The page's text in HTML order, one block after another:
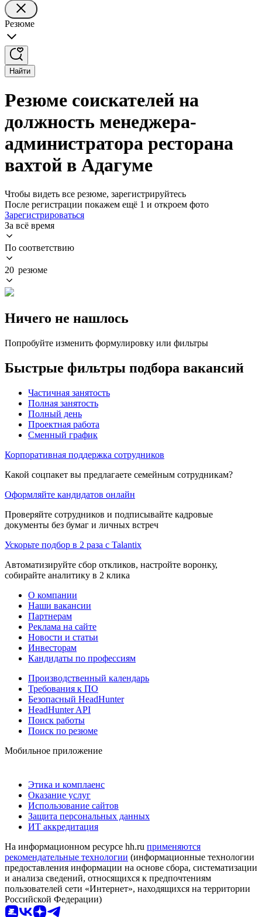
Резюме
Найти
Резюме соискателей на
должность менеджера-
администратора ресторана
вахтой в Адагуме
Чтобы видеть все резюме, зарегистрируйтесь
После регистрации покажем ещё 1 и откроем фото
Зарегистрироваться
За всё время
По соответствию
20 резюме
Ничего не нашлось
Попробуйте изменить формулировку или фильтры
Быстрые фильтры подбора вакансий
Частичная занятость
Полная занятость
Полный день
Проектная работа
Сменный график
Корпоративная поддержка сотрудников
Какой соцпакет вы предлагаете семейным сотрудникам?
Оформляйте кандидатов онлайн
Проверяйте сотрудников и подписывайте кадровые
документы без бумаг и личных встреч
Ускорьте подбор в 2 раза с Talantix
Автоматизируйте сбор откликов, настройте воронку,
собирайте аналитику в 2 клика
О компании
Наши вакансии
Партнерам
Реклама на сайте
Новости и статьи
Инвесторам
Кандидаты по профессиям
Производственный календарь
Требования к ПО
Безопасный HeadHunter
HeadHunter API
Поиск работы
Поиск по резюме
Мобильное приложение
Этика и комплаенс
Оказание услуг
Использование сайтов
Защита персональных данных
ИТ аккредитация
На информационном ресурсе hh.ru применяются
рекомендательные технологии (информационные технологии
предоставления информации на основе сбора, систематизации
и анализа сведений, относящихся к предпочтениям
пользователей сети «Интернет», находящихся на территории
Российской Федерации)